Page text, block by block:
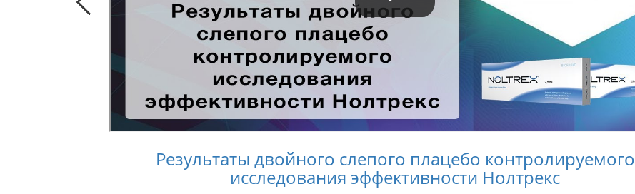
Результаты двойного слепого плацебо контролируемого
исследования эффективности Нолтрекс